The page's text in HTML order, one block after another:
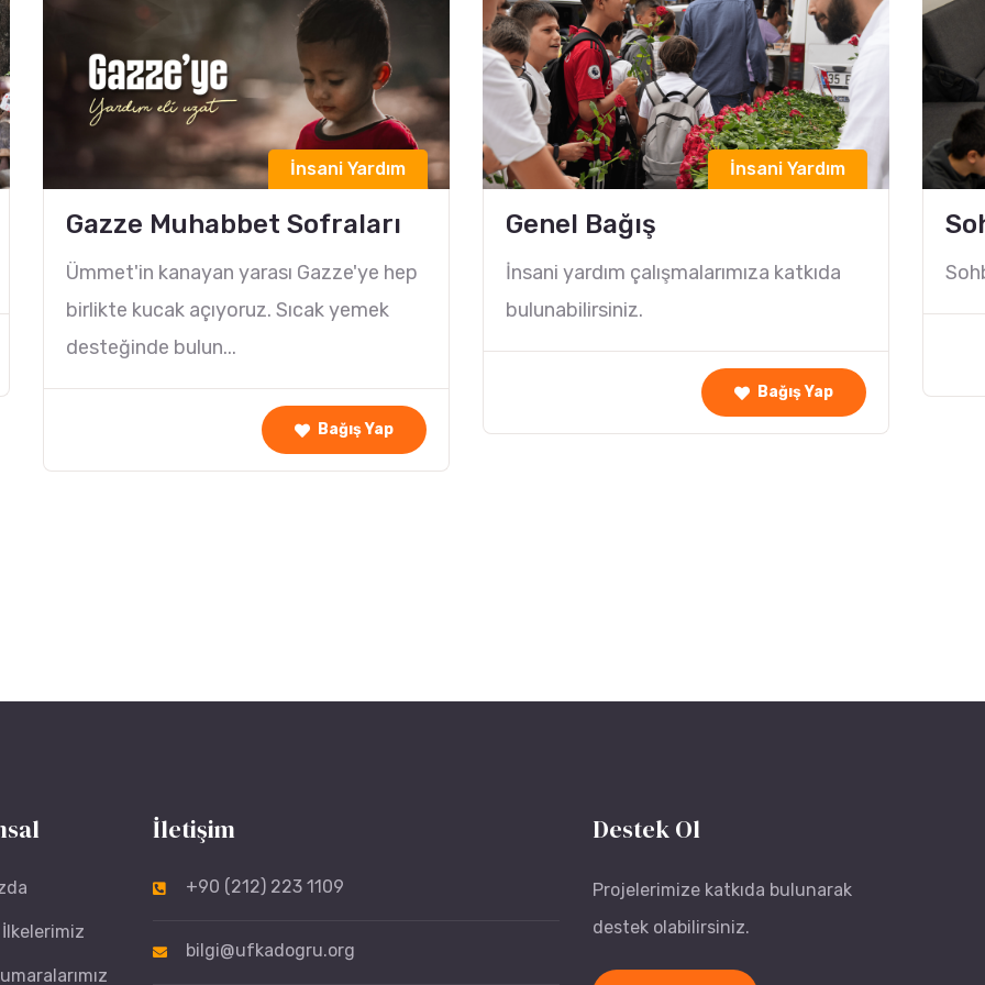
İnsani Yardım
Gazze Muhabbet Sofraları
Ümmet'in kanayan yarası Gazze'ye hep
birlikte kucak açıyoruz. Sıcak yemek
desteğinde bulun...
Bağış Yap
İnsani Yardım
Genel Bağış
İnsani yardım çalışmalarımıza katkıda
bulunabilirsiniz.
Bağış Yap
İlkelerimiz
İletişim
+90 (212) 223 1109
bilgi@ufkadogru.org
Destek Ol
Projelerimize katkıda bulunarak
destek olabilirsiniz.